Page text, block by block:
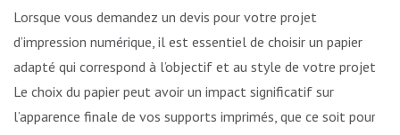
Lorsque vous demandez un devis pour votre projet
d’impression numérique, il est essentiel de choisir un papier
adapté qui correspond à l’objectif et au style de votre projet.
Le choix du papier peut avoir un impact significatif sur
l’apparence finale de vos supports imprimés, que ce soit pour